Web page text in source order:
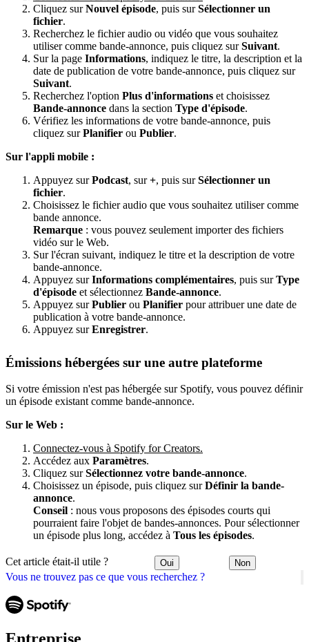
Vous ne trouvez pas ce que vous recherchez ?
Cliquez surNouvel épisode, puis surSélectionner un
fichier.
Recherchez le fichier audio ou vidéo que vous souhaitez
utiliser comme bande-annonce, puis cliquez surSuivant.
Sur la page Informations, indiquez le titre, la description et la
date de publication de votre bande-annonce, puis cliquez sur
Suivant.
Recherchez l'option Plus d'informations et choisissez
Bande-annonce dans la section Type d'épisode.
Vérifiez les informations de votre bande-annonce, puis
cliquez surPlanifier ou Publier.
Sur l'appli mobile :
Appuyez surPodcast, sur+, puis surSélectionner un
fichier.
Choisissez le fichier audio que vous souhaitez utiliser comme
bande annonce.
Remarque : vous pouvez seulement importer des fichiers
vidéo sur le Web.
Sur l'écran suivant, indiquez le titre et la description de votre
bande-annonce.
Appuyez surInformations complémentaires, puis surType
d'épisode et sélectionnez Bande-annonce.
Appuyez surPublier ou Planifier pour attribuer une date de
publication à votre bande-annonce.
Appuyez surEnregistrer.
Émissions hébergées sur une autre plateforme
Si votre émission n'est pas hébergée sur Spotify, vous pouvez définir
un épisode existant comme bande-annonce.
Sur le Web :
Connectez-vous à Spotify for Creators.
Accédez aux Paramètres.
Cliquez surSélectionnez votre bande-annonce.
Choisissez un épisode, puis cliquez surDéfinir la bande-
annonce.
Conseil : nous vous proposons des épisodes courts qui
pourraient faire l'objet de bandes-annonces. Pour sélectionner
un épisode plus long, accédez à Tous les épisodes.
Cet article était-il utile ? Oui Non